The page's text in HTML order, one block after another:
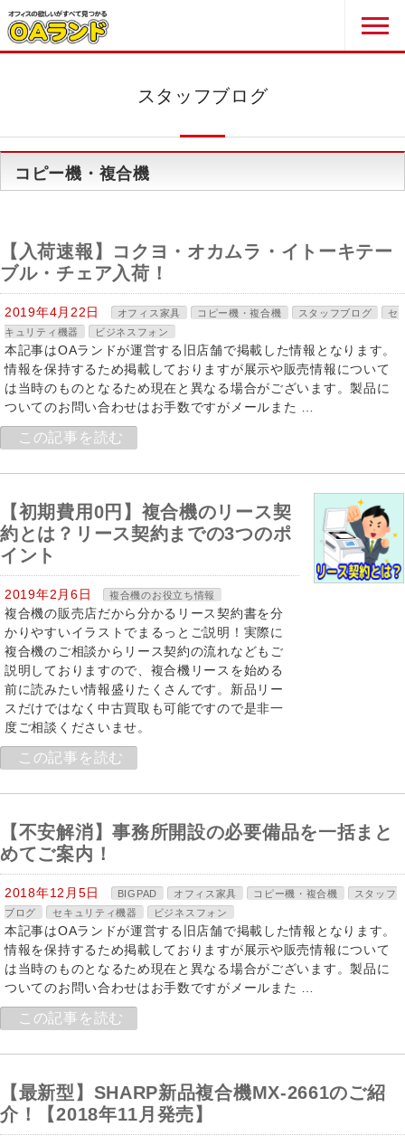
スタッフブログ
コピー機・複合機
【入荷速報】コクヨ・オカムラ・イトーキテー
ブル・チェア入荷！
2019年4月22日 オフィス家具 コピー機・複合機 スタッフブログ
セ
キュリティ機器
ビジネスフォン
本記事はOAランドが運営する旧店舗で掲載した情報となります。
情報を保持するため掲載しておりますが展示や販売情報について
は当時のものとなるため現在と異なる場合がございます。製品に
ついてのお問い合わせはお手数ですがメールまた …
この記事を読む
【初期費用0円】複合機のリース契
約とは？リース契約までの3つのポ
イント
2019年2月6日 複合機のお役立ち情報
複合機の販売店だから分かるリース契約書を分
かりやすいイラストでまるっとご説明！実際に
複合機のご相談からリース契約の流れなどもご
説明しておりますので、複合機リースを始める
前に読みたい情報盛りたくさんです。新品リー
スだけではなく中古買取も可能ですので是非一
度ご相談くださいませ。
この記事を読む
【不安解消】事務所開設の必要備品を一括まと
めてご案内！
2018年12月5日 BIGPAD オフィス家具 コピー機・複合機
スタッフ
ブログ
セキュリティ機器 ビジネスフォン
本記事はOAランドが運営する旧店舗で掲載した情報となります。
情報を保持するため掲載しておりますが展示や販売情報について
は当時のものとなるため現在と異なる場合がございます。製品に
ついてのお問い合わせはお手数ですがメールまた …
この記事を読む
【最新型】SHARP新品複合機MX-2661のご紹
介！【2018年11月発売】